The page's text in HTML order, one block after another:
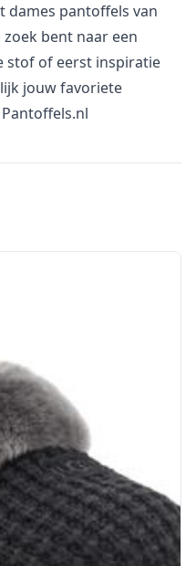
dames pantoffels van
bent naar een
stof of eerst inspiratie
jouw favoriete